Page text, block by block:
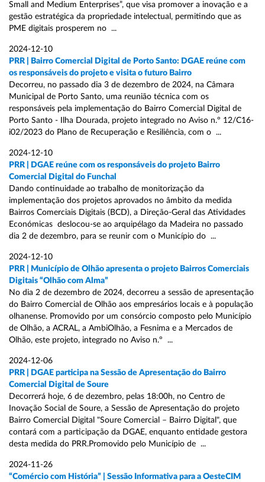
Small and Medium Enterprises”, que visa promover a inovação e a
gestão estratégica da propriedade intelectual, permitindo que as
PME digitais prosperem no ...
2024-12-10
PRR | Bairro Comercial Digital de Porto Santo: DGAE reúne com
os responsáveis do projeto e visita o futuro Bairro
Decorreu, no passado dia 3 de dezembro de 2024, na Câmara
Municipal de Porto Santo, uma reunião técnica com os
responsáveis pela implementação do Bairro Comercial Digital de
Porto Santo - Ilha Dourada, projeto integrado no Aviso n.º 12/C16-
i02/2023 do Plano de Recuperação e Resiliência, com o ...
2024-12-10
PRR | DGAE reúne com os responsáveis do projeto Bairro
Comercial Digital do Funchal
Dando continuidade ao trabalho de monitorização da
implementação dos projetos aprovados no âmbito da medida
Bairros Comerciais Digitais (BCD), a Direção-Geral das Atividades
Económicas deslocou-se ao arquipélago da Madeira no passado
dia 2 de dezembro, para se reunir com o Município do ...
2024-12-10
PRR | Município de Olhão apresenta o projeto Bairros Comerciais
Digitais “Olhão com Alma”
No dia 2 de dezembro de 2024, decorreu a sessão de apresentação
do Bairro Comercial de Olhão aos empresários locais e à população
olhanense. Promovido por um consórcio composto pelo Município
de Olhão, a ACRAL, a AmbiOlhão, a Fesnima e a Mercados de
Olhão, este projeto, integrado no Aviso n.º ...
2024-12-06
PRR | DGAE participa na Sessão de Apresentação do Bairro
Comercial Digital de Soure
Decorrerá hoje, 6 de dezembro, pelas 18:00h, no Centro de
Inovação Social de Soure, a Sessão de Apresentação do projeto
Bairro Comercial Digital "Soure Comercial – Bairro Digital", que
contará com a participação da DGAE, enquanto entidade gestora
desta medida do PRR.Promovido pelo Município de ...
2024-11-26
“Comércio com História” | Sessão Informativa para a OesteCIM